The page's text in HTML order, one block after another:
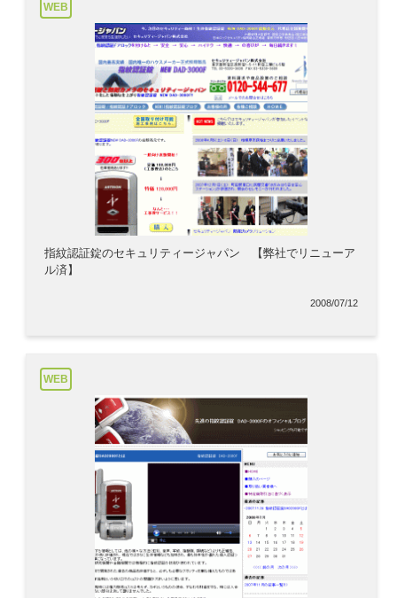
WEB
指紋認証錠のセキュリティージャパン 【弊社でリニューア
ル済】
2008/07/12
WEB